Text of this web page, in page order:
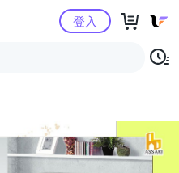
Yahoo購物中心登入